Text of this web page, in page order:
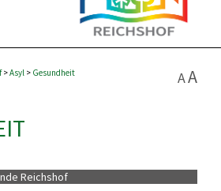
AA
>Asyl > Gesundheit
Reichshof